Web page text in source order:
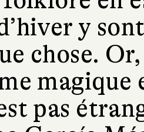
y
chose.
magique
pas